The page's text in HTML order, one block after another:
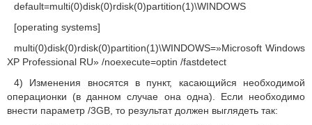
default=multi(0)disk(0)rdisk(0)partition(1)\WINDOWS
[operating systems]
multi(0)disk(0)rdisk(0)partition(1)\WINDOWS=»Microsoft Windows
XP Professional RU» /noexecute=optin /fastdetect
4) Изменения вносятся в пункт, касающийся необходимой
операционки (в данном случае она одна). Если необходимо
внести параметр /3GB, то результат должен выглядеть так: